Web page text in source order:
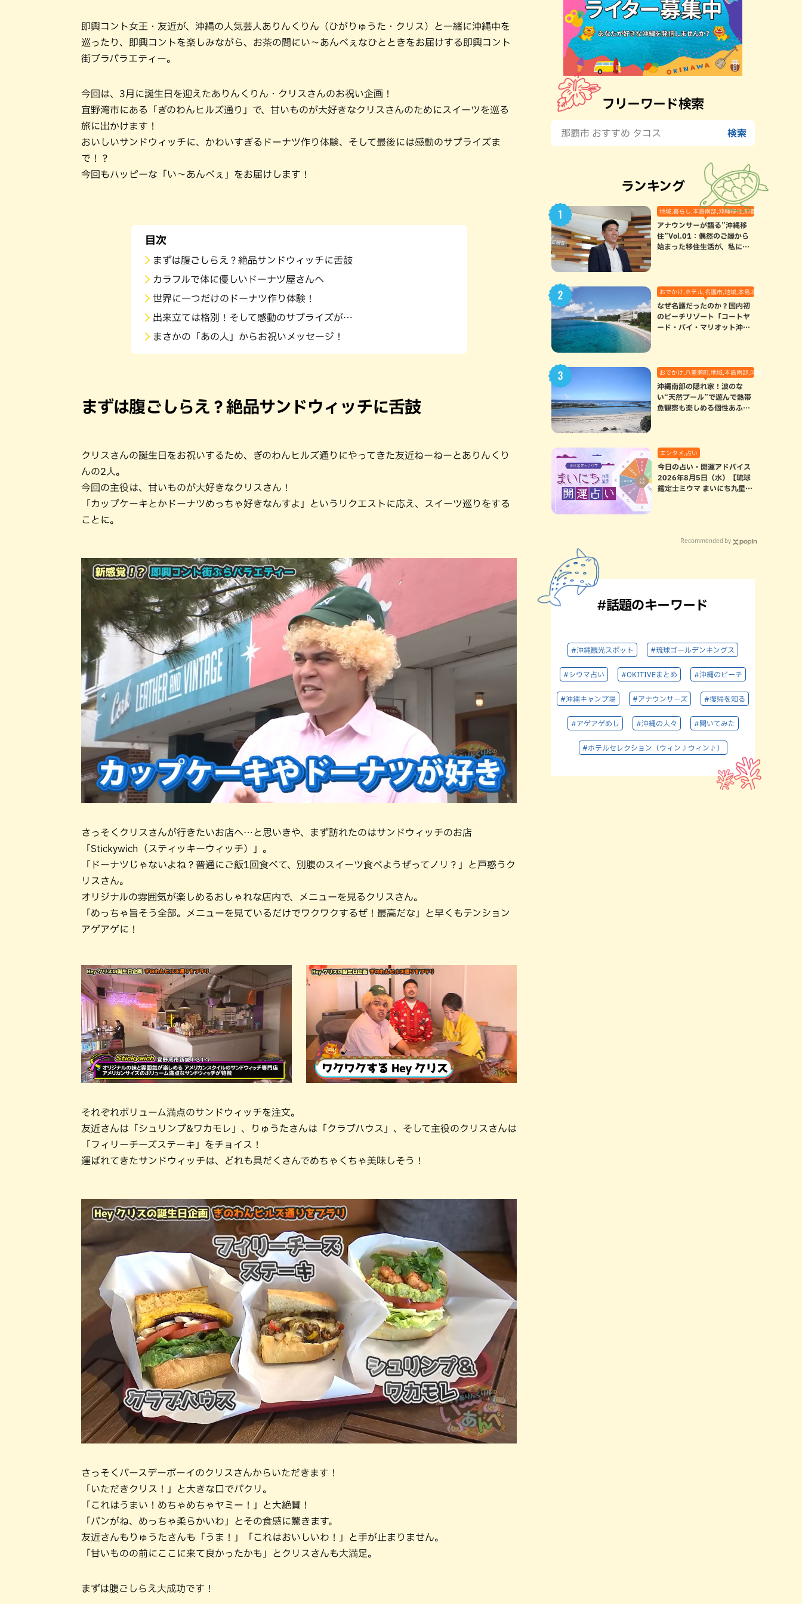
即興コント女王・友近が、沖縄の人気芸人ありんくりん（ひがりゅうた・クリス）と一緒に沖縄中を
巡ったり、即興コントを楽しみながら、お茶の間にい～あんべぇなひとときをお届けする即興コント
街ブラバラエティー。
今回は、3月に誕生日を迎えたありんくりん・クリスさんのお祝い企画！
宜野湾市にある「ぎのわんヒルズ通り」で、甘いものが大好きなクリスさんのためにスイーツを巡る
旅に出かけます！
おいしいサンドウィッチに、かわいすぎるドーナツ作り体験、そして最後には感動のサプライズま
で！？
今回もハッピーな「い～あんべぇ」をお届けします！
目次
まずは腹ごしらえ？絶品サンドウィッチに舌鼓
カラフルで体に優しいドーナツ屋さんへ
世界に一つだけのドーナツ作り体験！
出来立ては格別！そして感動のサプライズが…
まさかの「あの人」からお祝いメッセージ！
まずは腹ごしらえ？絶品サンドウィッチに舌鼓
クリスさんの誕生日をお祝いするため、ぎのわんヒルズ通りにやってきた友近ねーねーとありんくり
んの2人。
今回の主役は、甘いものが大好きなクリスさん！
「カップケーキとかドーナツめっちゃ好きなんすよ」というリクエストに応え、スイーツ巡りをする
ことに。
さっそくクリスさんが行きたいお店へ…と思いきや、まず訪れたのはサンドウィッチのお店
「Stickywich（スティッキーウィッチ）」。
「ドーナツじゃないよね？普通にご飯1回食べて、別腹のスイーツ食べようぜってノリ？」と戸惑うク
リスさん。
オリジナルの雰囲気が楽しめるおしゃれな店内で、メニューを見るクリスさん。
「めっちゃ旨そう全部。メニューを見ているだけでワクワクするぜ！最高だな」と早くもテンション
アゲアゲに！
それぞれボリューム満点のサンドウィッチを注文。
友近さんは「シュリンプ&ワカモレ」、りゅうたさんは「クラブハウス」、そして主役のクリスさんは
「フィリーチーズステーキ」をチョイス！
運ばれてきたサンドウィッチは、どれも具だくさんでめちゃくちゃ美味しそう！
さっそくバースデーボーイのクリスさんからいただきます！
「いただきクリス！」と大きな口でパクリ。
「これはうまい！めちゃめちゃヤミー！」と大絶賛！
「パンがね、めっちゃ柔らかいわ」とその食感に驚きます。
友近さんもりゅうたさんも「うま！」「これはおいしいわ！」と手が止まりません。
「甘いものの前にここに来て良かったかも」とクリスさんも大満足。
まずは腹ごしらえ大成功です！
フリーワード検索
ランキング
地域,暮らし,本島南部,沖縄移住,那覇市
アナウンサーが語る”沖縄移
住”Vol.01：偶然のご縁から
始まった移住生活が、私にと
おでかけ,ホテル,名護市,地域,本島北部
なぜ名護だったのか？国内初
のビーチリゾート「コートヤ
ード・バイ・マリオット沖縄
おでかけ,八重瀬町,地域,本島南部,沖縄の海,自然
沖縄南部の隠れ家！波のな
い“天然プール”で遊んで熱帯
魚観察も楽しめる個性あふれ
エンタメ,占い
今日の占い・開運アドバイス
2026年8月5日（水）【琉球
鑑定士ミウマ まいにち九星気
Recommended by
#話題のキーワード
#沖縄観光スポット #琉球ゴールデンキングス
#シウマ占い #OKITIVEまとめ #沖縄のビーチ
#沖縄キャンプ場 #アナウンサーズ #復帰を知る
#アゲアゲめし #沖縄の人々 #聞いてみた
#ホテルセレクション（ウィン♪ウィン♪）